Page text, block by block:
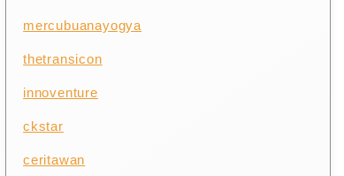
mercubuanayogya
thetransicon
innoventure
ckstar
ceritawan